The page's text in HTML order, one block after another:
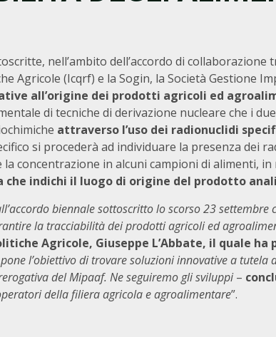
nell’ambito dell’accordo di collaborazione
Agricole (Icqrf) e la Sogin, la Società Gestione
all’origine dei prodotti agricoli ed
di tecniche di derivazione nucleare che i
attraverso l’uso dei radionuclidi
si procederà ad individuare la presenza dei
concentrazione in alcuni campioni di alimenti, in
indichi il luogo di origine del prodotto
biennale sottoscritto lo scorso 23 settembre
la tracciabilità dei prodotti agricoli ed
Agricole, Giuseppe L’Abbate, il quale ha
l’obiettivo di trovare soluzioni innovative a
del Mipaaf. Ne seguiremo gli sviluppi –
della filiera agricola e agroalimentare”.